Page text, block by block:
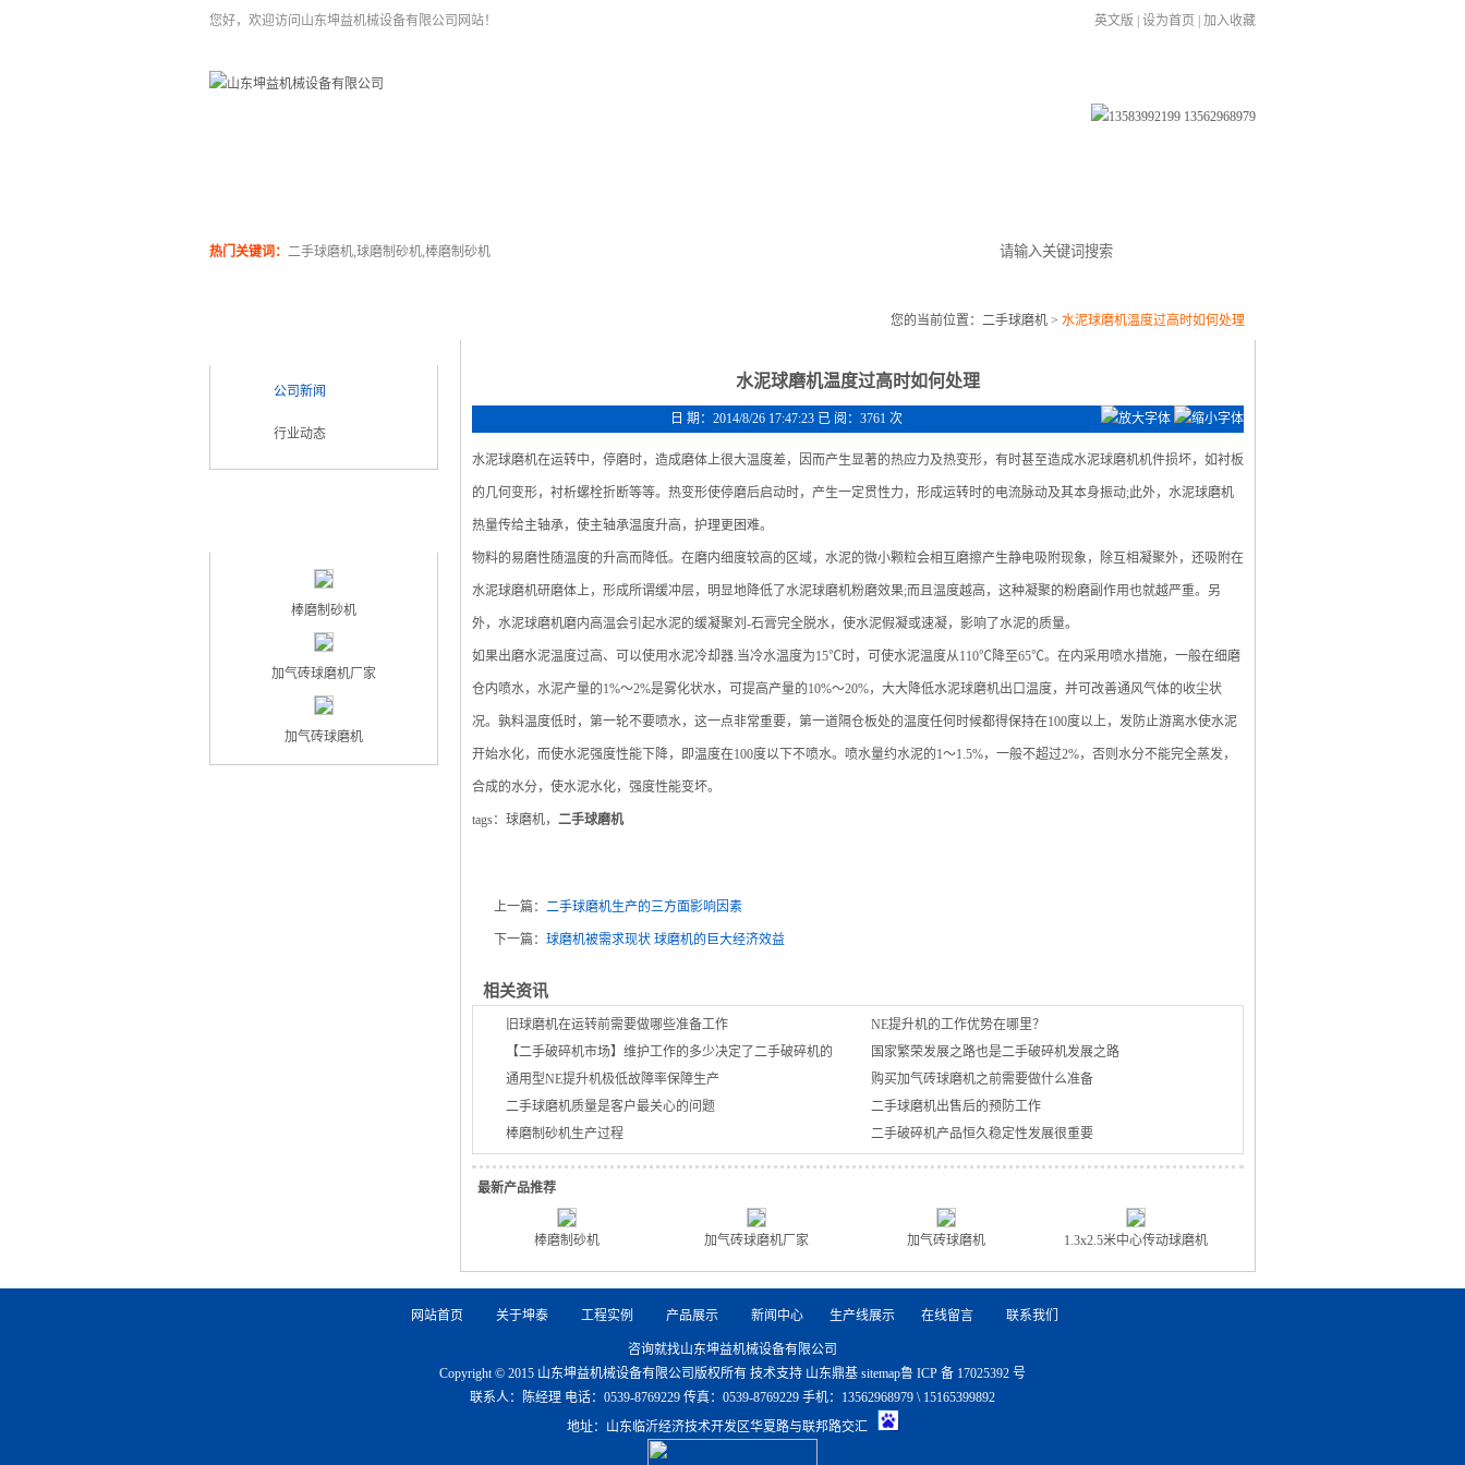
英文版 设为首页 加入收藏
您好，欢迎访问山东坤益机械设备有限公司网站！
热门关键词： 二手球磨机,球磨制砂机,棒磨制砂机
您的当前位置： 二手球磨机 > 水泥球磨机温度过高时如何处理
水泥球磨机温度过高时如何处理
日 期：2014/8/26 17:47:23 已 阅：3761 次
水泥球磨机在运转中，停磨时，造成磨体上很大温度差，因而产生显著的热应力及热变形，有时甚至造成水泥球磨机机件损坏，如衬板
的几何变形，衬析螺栓折断等等。热变形使停磨后启动时，产生一定贯性力，形成运转时的电流脉动及其本身振动;此外，水泥球磨机
热量传给主轴承，使主轴承温度升高，护理更困难。
物料的易磨性随温度的升高而降低。在磨内细度较高的区域，水泥的微小颗粒会相互磨擦产生静电吸附现象，除互相凝聚外，还吸附在
水泥球磨机研磨体上，形成所谓缓冲层，明显地降低了水泥球磨机粉磨效果;而且温度越高，这种凝聚的粉磨副作用也就越严重。另
外，水泥球磨机磨内高温会引起水泥的缓凝聚刘-石膏完全脱水，使水泥假凝或速凝，影响了水泥的质量。
如果出磨水泥温度过高、可以使用水泥冷却器.当冷水温度为15℃时，可使水泥温度从110℃降至65℃。在内采用喷水措施，一般在细磨
仓内喷水，水泥产量的1%～2%是雾化状水，可提高产量的10%～20%，大大降低水泥球磨机出口温度，并可改善通风气体的收尘状
况。孰料温度低时，第一轮不要喷水，这一点非常重要，第一道隔仓板处的温度任何时候都得保持在100度以上，发防止游离水使水泥
开始水化，而使水泥强度性能下降，即温度在100度以下不喷水。喷水量约水泥的1～1.5%，一般不超过2%，否则水分不能完全蒸发，
合成的水分，使水泥水化，强度性能变坏。
tags：球磨机， 二手球磨机
上一篇： 二手球磨机生产的三方面影响因素
下一篇： 球磨机被需求现状 球磨机的巨大经济效益
相关资讯
旧球磨机在运转前需要做哪些准备工作
NE提升机的工作优势在哪里？
【二手破碎机市场】维护工作的多少决定了二手破碎机的
国家繁荣发展之路也是二手破碎机发展之路
通用型NE提升机极低故障率保障生产
购买加气砖球磨机之前需要做什么准备
二手球磨机质量是客户最关心的问题
二手球磨机出售后的预防工作
棒磨制砂机生产过程
二手破碎机产品恒久稳定性发展很重要
最新产品推荐
棒磨制砂机 加气砖球磨机厂家 加气砖球磨机 1.3x2.5米中心传动球磨机
公司新闻
行业动态
棒磨制砂机
加气砖球磨机厂家
加气砖球磨机
网站首页 关于坤泰 工程实例 产品展示 新闻中心 生产线展示 在线留言 联系我们
咨询就找山东坤益机械设备有限公司
Copyright © 2015 山东坤益机械设备有限公司版权所有 技术支持 山东鼎基 sitemap鲁 ICP 备 17025392 号
联系人：陈经理 电话：0539-8769229 传真：0539-8769229 手机：13562968979 \ 15165399892
地址：山东临沂经济技术开发区华夏路与联邦路交汇